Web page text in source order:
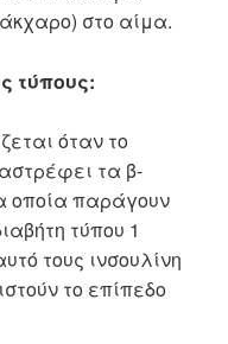
στο αίμα.
τύπους:
όταν το
τα β-
οποία παράγουν
τύπου 1
τους ινσουλίνη
το επίπεδο